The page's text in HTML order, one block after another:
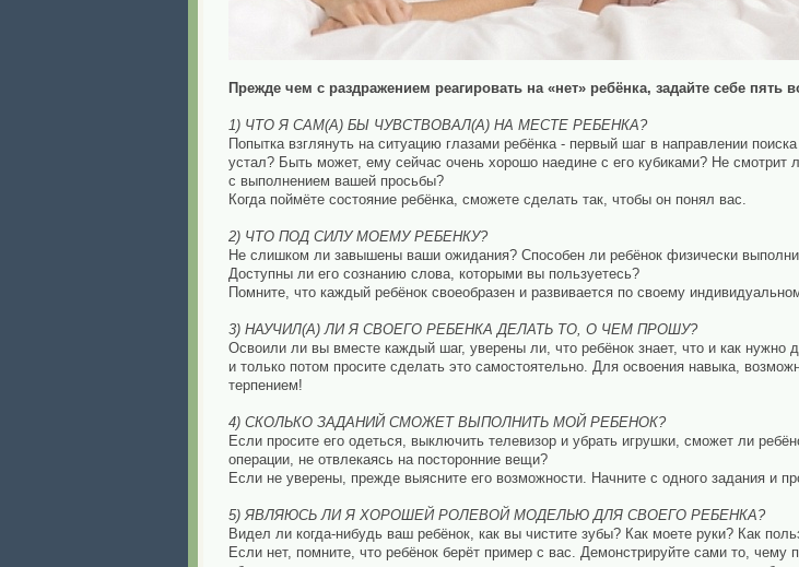
Прежде чем с раздражением реагировать на «нет» ребёнка, задайте себе пять
1) ЧТО Я САМ(А) БЫ ЧУВСТВОВАЛ(А) НА МЕСТЕ РЕБЕНКА?
Попытка взглянуть на ситуацию глазами ребёнка - первый шаг в направлении
устал? Быть может, ему сейчас очень хорошо наедине с его кубиками? Не
с выполнением вашей просьбы?
Когда поймёте состояние ребёнка, сможете сделать так, чтобы он понял вас.
2) ЧТО ПОД СИЛУ МОЕМУ РЕБЕНКУ?
Не слишком ли завышены ваши ожидания? Способен ли ребёнок физически
Доступны ли его сознанию слова, которыми вы пользуетесь?
Помните, что каждый ребёнок своеобразен и развивается по своему
3) НАУЧИЛ(А) ЛИ Я СВОЕГО РЕБЕНКА ДЕЛАТЬ ТО, О ЧЕМ ПРОШУ?
Освоили ли вы вместе каждый шаг, уверены ли, что ребёнок знает, что и как нужно
и только потом просите сделать это самостоятельно. Для освоения навыка,
терпением!
4) СКОЛЬКО ЗАДАНИЙ СМОЖЕТ ВЫПОЛНИТЬ МОЙ РЕБЕНОК?
Если просите его одеться, выключить телевизор и убрать игрушки, сможет ли
операции, не отвлекаясь на посторонние вещи?
Если не уверены, прежде выясните его возможности. Начните с одного задания и
5) ЯВЛЯЮСЬ ЛИ Я ХОРОШЕЙ РОЛЕВОЙ МОДЕЛЬЮ ДЛЯ СВОЕГО РЕБЕНКА?
Видел ли когда-нибудь ваш ребёнок, как вы чистите зубы? Как моете руки? Как
Если нет, помните, что ребёнок берёт пример с вас. Демонстрируйте сами то, чему